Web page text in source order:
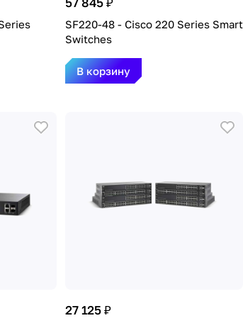
SF220-48 - Cisco 220 Series Smart
Switches
В корзину
27 125 ₽